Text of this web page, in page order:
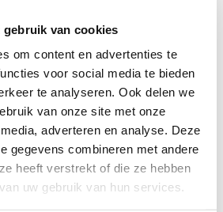
gebruik van cookies
om content en advertenties te
voor social media te bieden
te analyseren. Ook delen we
van onze site met onze
adverteren en analyse. Deze
gegevens combineren met andere
heeft verstrekt of die ze hebben
uw gebruik van hun services.
van de close in boiler
om op te hangen boven de
De stroomrichting van het
de close in boiler en de close
plaats je onder het tappunt. De
boven het tappunt.